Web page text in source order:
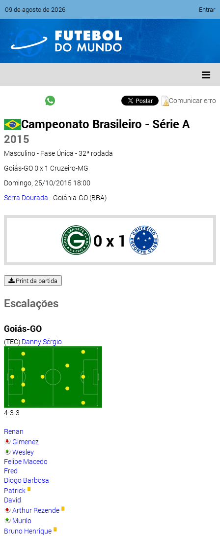
09 de agosto de 2026 Entrar
Comunicar erro
Campeonato Brasileiro - Série A
2015
Masculino - Fase Única - 32ª rodada
Goiás-GO 0 x 1 Cruzeiro-MG
Domingo, 25/10/2015 18:00
Serra Dourada - Goiânia-GO (BRA)
0 x 1
Print da partida
Escalações
Goiás-GO
(TEC) Danny Sérgio
4-3-3
Renan
Gimenez
Wesley
Felipe Macedo
Fred
Diogo Barbosa
Patrick
David
Arthur Rezende
Murilo
Bruno Henrique